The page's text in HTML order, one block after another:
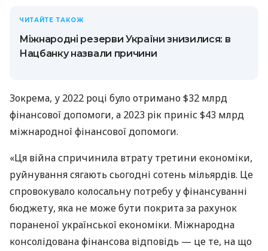
ЧИТАЙТЕ ТАКОЖ
Міжнародні резерви України знизилися: в
Нацбанку назвали причини
Зокрема, у 2022 році було отримано $32 млрд
фінансової допомоги, а 2023 рік приніс $43 млрд
міжнародної фінансової допомоги.
«Ця війна спричинила втрату третини економіки,
руйнування сягають сьогодні сотень мільярдів. Це
спровокувало колосальну потребу у фінансуванні
бюджету, яка не може бути покрита за рахунок
пораненої української економіки. Міжнародна
консолідована фінансова відповідь — це те, на що